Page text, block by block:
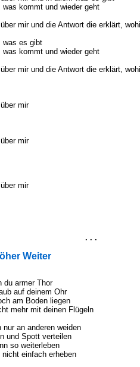
was kommt und wieder geht
mir und die Antwort die erklärt,
was es gibt
was kommt und wieder geht
mir und die Antwort die erklärt,
mir
mir
mir
. . .
Weiter
du armer Thor
auf deinem Ohr
am Boden liegen
mehr mit deinen Flügeln
nur an anderen weiden
und Spott verteilen
so weiterleben
nicht einfach erheben